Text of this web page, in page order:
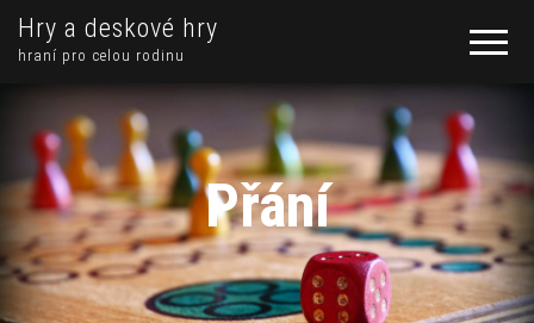
Hry a deskové hry
hraní pro celou rodinu
Přání